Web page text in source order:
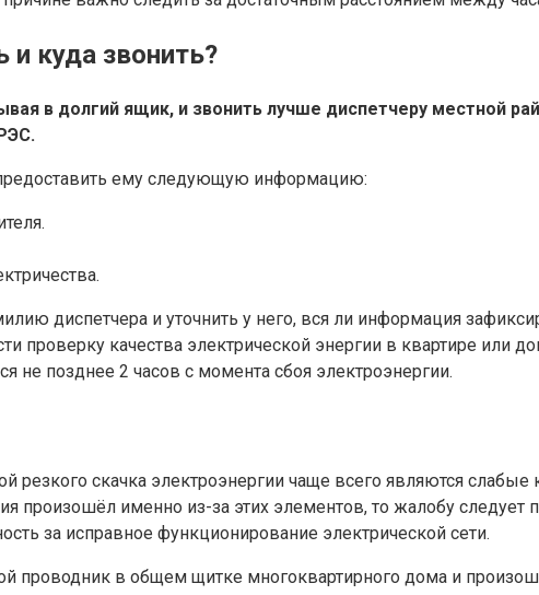
и куда звонить?
в долгий ящик, и звонить лучше диспетчеру местной
ему следующую информацию:
диспетчера и уточнить у него, вся ли информация
проверку качества электрической энергии в квартире или
не позднее 2 часов с момента сбоя электроэнергии.
резкого скачка электроэнергии чаще всего являются
произошёл именно из-за этих элементов, то жалобу следует
за исправное функционирование электрической сети.
проводник в общем щитке многоквартирного дома и